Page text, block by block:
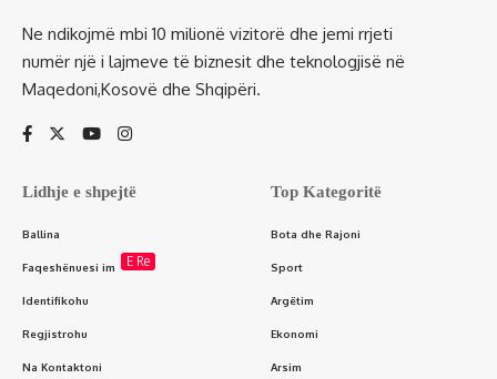
Ne ndikojmë mbi 10 milionë vizitorë dhe jemi rrjeti
numër një i lajmeve të biznesit dhe teknologjisë në
Maqedoni,Kosovë dhe Shqipëri.
Lidhje e shpejtë
Ballina
Faqeshënuesi im E Re
Identifikohu
Regjistrohu
Na Kontaktoni
Top Kategoritë
Bota dhe Rajoni
Sport
Argëtim
Ekonomi
Arsim